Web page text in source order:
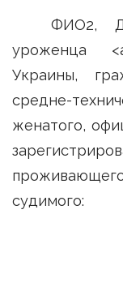
ФИО2,
уроженца
Украины,
средне-
женатого,
судимого: